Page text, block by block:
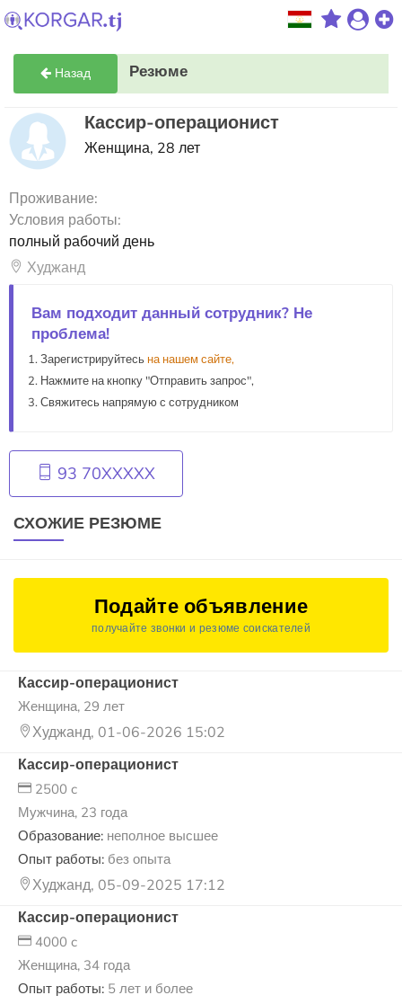
Назад Резюме
Кассир-операционист
Женщина, 28 лет
Проживание:
Условия работы:
полный рабочий день
Худжанд
Вам подходит данный сотрудник? Не
проблема!
Зарегистрируйтесьна нашем сайте,
Нажмите на кнопку "Отправить запрос",
Свяжитесь напрямую с сотрудником
93 70XXXXX
СХОЖИЕ РЕЗЮМЕ
Подайте объявление
получайте звонки и резюме соискателей
Кассир-операционист
Женщина, 29 лет
Худжанд, 01-06-2026 15:02
Кассир-операционист
2500 c
Мужчина, 23 года
Образование: неполное высшее
Опыт работы: без опыта
Худжанд, 05-09-2025 17:12
Кассир-операционист
4000 c
Женщина, 34 года
Опыт работы: 5 лет и более